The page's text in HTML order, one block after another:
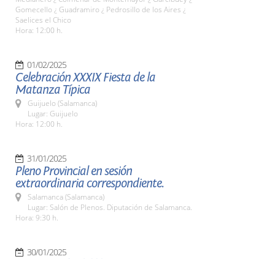
Gomecello ¿ Guadramiro ¿ Pedrosillo de los Aires ¿
Saelices el Chico
Hora: 12:00 h.
01/02/2025
Celebración XXXIX Fiesta de la
Matanza Típica
Guijuelo (Salamanca)
Lugar: Guijuelo
Hora: 12:00 h.
31/01/2025
Pleno Provincial en sesión
extraordinaria correspondiente.
Salamanca (Salamanca)
Lugar: Salón de Plenos. Diputación de Salamanca.
Hora: 9:30 h.
30/01/2025